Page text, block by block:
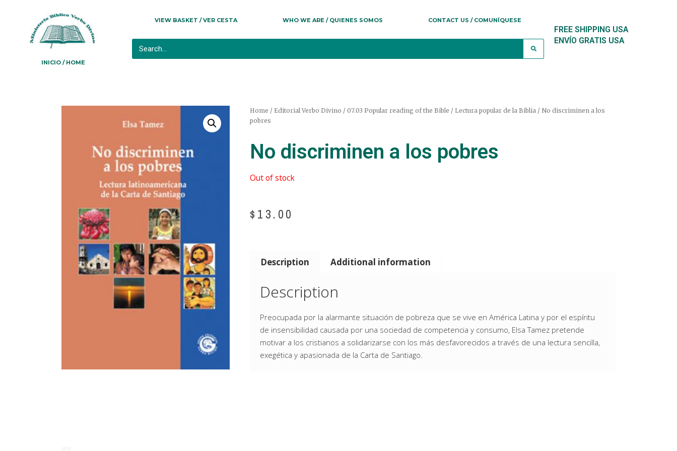
INICIO / HOME
VIEW BASKET / VER CESTA WHO WE ARE / QUIENES SOMOS CONTACT US / COMUNÍQUESE
FREE SHIPPING USA
ENVÍO GRATIS USA
Home / Editorial Verbo Divino / 07.03 Popular reading of the Bible / Lectura popular de la Biblia/ No discriminen a los
pobres
No discriminen a los pobres
Out of stock
$ 13.00
Description Additional information
Description
Preocupada por la alarmante situación de pobreza que se vive en América Latina y por el espíritu
de insensibilidad causada por una sociedad de competencia y consumo, Elsa Tamez pretende
motivar a los cristianos a solidarizarse con los más desfavorecidos a través de una lectura sencilla,
exegética y apasionada de la Carta de Santiago.